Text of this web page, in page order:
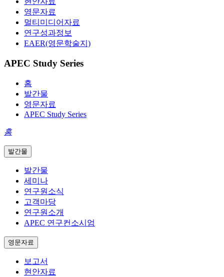
영문자료
멀티미디어자료
연구성과정보
EAER(영문학술지)
APEC Study Series
홈
발간물
영문자료
APEC Study Series
홈
발간물
발간물
세미나
연구원소식
고객마당
연구원소개
APEC 연구컨소시엄
영문자료
보고서
현안자료